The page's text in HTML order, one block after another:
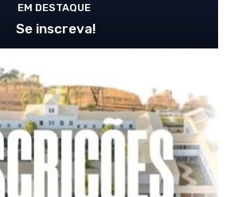
EM DESTAQUE
Se inscreva!